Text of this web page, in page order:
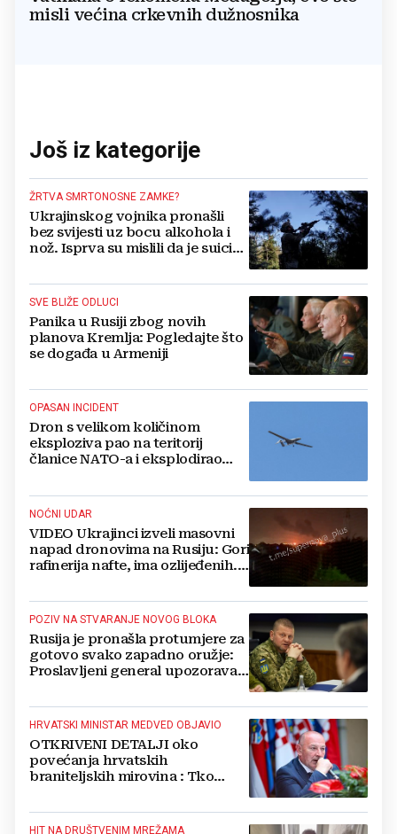
misli većina crkevnih dužnosnika
Još iz kategorije
ŽRTVA SMRTONOSNE ZAMKE?
Ukrajinskog vojnika pronašli
bez svijesti uz bocu alkohola i
nož. Isprva su mislili da je suicid,
SVE BLIŽE ODLUCI
Panika u Rusiji zbog novih
planova Kremlja: Pogledajte što
se događa u Armeniji
OPASAN INCIDENT
Dron s velikom količinom
eksploziva pao na teritorij
članice NATO-a i eksplodirao
NOĆNI UDAR
VIDEO Ukrajinci izveli masovni
napad dronovima na Rusiju: Gori
rafinerija nafte, ima ozlijeđenih.
POZIV NA STVARANJE NOVOG BLOKA
Rusija je pronašla protumjere za
gotovo svako zapadno oružje:
Proslavljeni general upozorava
HRVATSKI MINISTAR MEDVED OBJAVIO
OTKRIVENI DETALJI oko
povećanja hrvatskih
braniteljskih mirovina : Tko
HIT NA DRUŠTVENIM MREŽAMA